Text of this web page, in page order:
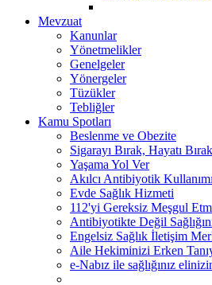
Mevzuat
Kanunlar
Yönetmelikler
Genelgeler
Yönergeler
Tüzükler
Tebliğler
Kamu Spotları
Beslenme ve Obezite
Sigarayı Bırak, Hayatı
Yaşama Yol Ver
Akılcı Antibiyotik Kullanımı
Evde Sağlık Hizmeti
112'yi Gereksiz Meşgul
Antibiyotikte Değil
Engelsiz Sağlık İletişim
Aile Hekiminizi Erken
e-Nabız ile sağlığınız